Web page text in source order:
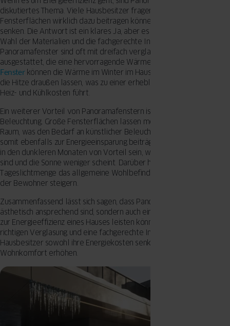
diskutiertes Thema. Viele Hausbesitzer fragen sich, ob diese großen
Fensterflächen wirklich dazu beitragen können, die Energiekosten zu
senken. Die Antwort ist ein klares Ja, aber es kommt auf die richtige
Wahl der Materialien und die fachgerechte Installation an. Moderne
Panoramafenster sind oft mit dreifach verglasten Scheiben
ausgestattet, die eine hervorragende Wärmedämmung bieten. Diese
Fensterkönnen die Wärme im Winter im Haus halten und im Sommer
die Hitze draußen lassen, was zu einer erheblichen Reduzierung der
Heiz- und Kühlkosten führt.
Ein weiterer Vorteil von Panoramafenstern ist die natürliche
Beleuchtung. Große Fensterflächen lassen mehr Tageslicht in den
Raum, was den Bedarf an künstlicher Beleuchtung reduziert und
somit ebenfalls zur Energieeinsparung beiträgt. Dies kann besonders
in den dunkleren Monaten von Vorteil sein, wenn die Tage kürzer
sind und die Sonne weniger scheint. Darüber hinaus kann die erhöhte
Tageslichtmenge das allgemeine Wohlbefinden und die Produktivität
der Bewohner steigern.
Zusammenfassend lässt sich sagen, dass Panoramafenster nicht nur
ästhetisch ansprechend sind, sondern auch einen erheblichen Beitrag
zur Energieeffizienz eines Hauses leisten können. Durch die Wahl der
richtigen Verglasung und eine fachgerechte Installation können
Hausbesitzer sowohl ihre Energiekosten senken als auch den
Wohnkomfort erhöhen.